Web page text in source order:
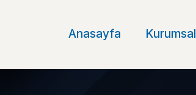
Anasayfa Kurumsal